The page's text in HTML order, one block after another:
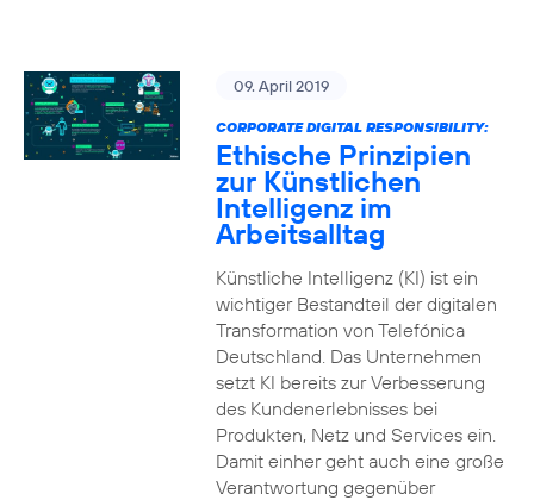
09. April 2019
CORPORATE DIGITAL RESPONSIBILITY:
Ethische Prinzipien
zur Künstlichen
Intelligenz im
Arbeitsalltag
Künstliche Intelligenz (KI) ist ein
wichtiger Bestandteil der digitalen
Transformation von Telefónica
Deutschland. Das Unternehmen
setzt KI bereits zur Verbesserung
des Kundenerlebnisses bei
Produkten, Netz und Services ein.
Damit einher geht auch eine große
Verantwortung gegenüber